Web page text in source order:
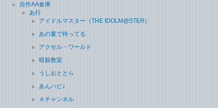
自作AA倉庫
あ行
アイドルマスター（THE IDOLM@STER）
あの夏で待ってる
アクセル・ワールド
暗殺教室
うしおととら
あんハピ♪
Ａチャンネル